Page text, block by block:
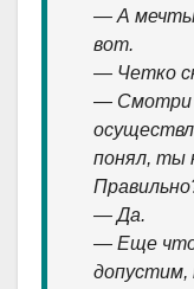
— А
вот.
— Четко
— Смотри
понял, ты
— Да.
— Еще
допустим,